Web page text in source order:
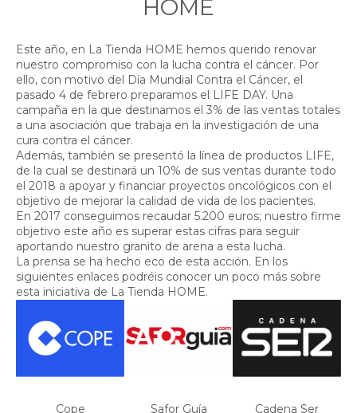
HOME
Este año, en La Tienda HOME hemos querido renovar
nuestro compromiso con la lucha contra el cáncer. Por
ello, con motivo del Día Mundial Contra el Cáncer, el
pasado 4 de febrero preparamos el LIFE DAY. Una
campaña en la que destinamos el 3% de las ventas totales
a una asociación que trabaja en la investigación de una
cura contra el cáncer.
Además, también se presentó la línea de productos LIFE,
de la cual se destinará un 10% de sus ventas durante todo
el 2018 a apoyar y financiar proyectos oncológicos con el
objetivo de mejorar la calidad de vida de los pacientes.
En 2017 conseguimos recaudar 5.200 euros; nuestro firme
objetivo este año es superar estas cifras para seguir
aportando nuestro granito de arena a esta lucha.
La prensa se ha hecho eco de esta acción. En los
siguientes enlaces podréis conocer un poco más sobre
esta iniciativa de La Tienda HOME.
Cope Safor Guía Cadena Ser